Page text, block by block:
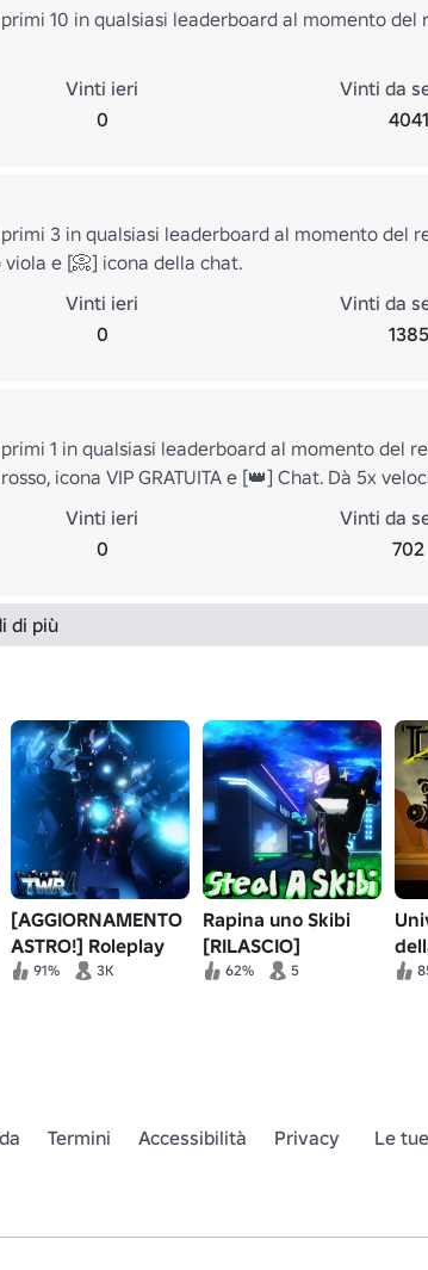
10 in qualsiasi leaderboard al momento del
Vinti ieri
0
Vinti da
4041
3 in qualsiasi leaderboard al momento del
viola e [📀] icona della chat.
Vinti ieri
0
Vinti da
1385
1 in qualsiasi leaderboard al momento del
icona VIP GRATUITA e [👑] Chat. Dà 5x
Vinti ieri
0
Vinti da
702
di più
[AGGIORNAMENTO
ASTRO!] Roleplay
del mondo delle
91% 3K
Rapina uno Skibi
[RILASCIO]
62% 5
]
Termini Accessibilità Privacy
Le